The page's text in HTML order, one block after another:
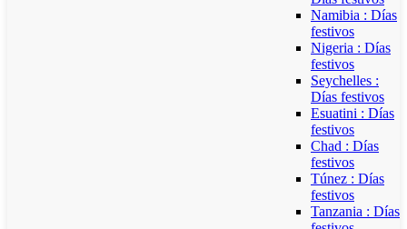
Namibia : Días
festivos
Nigeria : Días
festivos
Seychelles :
Días festivos
Esuatini : Días
festivos
Chad : Días
festivos
Túnez : Días
festivos
Tanzania : Días